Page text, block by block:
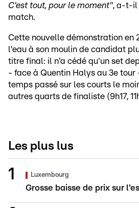
C'est tout, pour le moment", a-t-il
match.
Cette nouvelle démonstration en
l'eau à son moulin de candidat
titre final: il n'a cédé qu'un set
- face à Quentin Halys au 3e
temps passé sur les courts le
autres quarts de finaliste (9h17,
Les plus lus
Luxembourg
Grosse baisse de prix sur